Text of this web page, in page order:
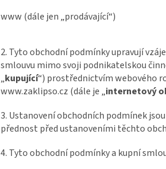
www (dále jen „prodávající“)
2. Tyto obchodní podmínky upravují
smlouvu mimo svoji podnikatelskou
„kupující“) prostřednictvím webového
www.zaklipso.cz (dále je „internetový
3. Ustanovení obchodních podmínek
přednost před ustanoveními těchto
4. Tyto obchodní podmínky a kupní